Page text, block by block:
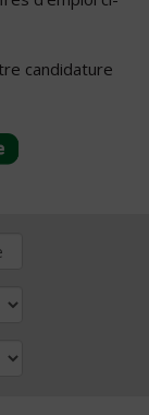
candidature